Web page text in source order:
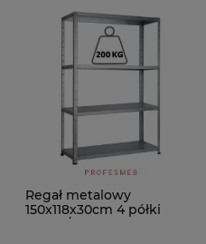
Regał metalowy
150x118x30cm 4 półki